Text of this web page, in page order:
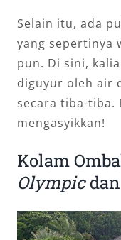
Selain itu, ada
yang sepertinya
pun. Di sini,
diguyur oleh air
secara tiba-tiba.
mengasyikkan!
Kolam
Olympic